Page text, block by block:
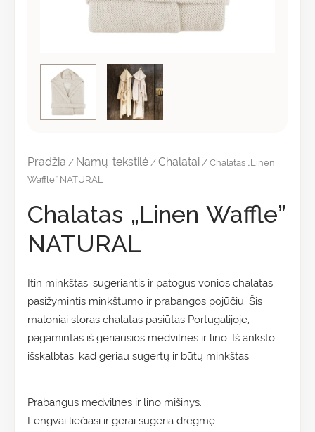
Pradžia / Namų tekstilė /Chalatai / Chalatas „Linen
Waffle” NATURAL
Chalatas „Linen Waffle”
NATURAL
Itin minkštas, sugeriantis ir patogus vonios chalatas,
pasižymintis minkštumo ir prabangos pojūčiu. Šis
maloniai storas chalatas pasiūtas Portugalijoje,
pagamintas iš geriausios medvilnės ir lino. Iš anksto
išskalbtas, kad geriau sugertų ir būtų minkštas.
Prabangus medvilnės ir lino mišinys.
Lengvai liečiasi ir gerai sugeria drėgmę.